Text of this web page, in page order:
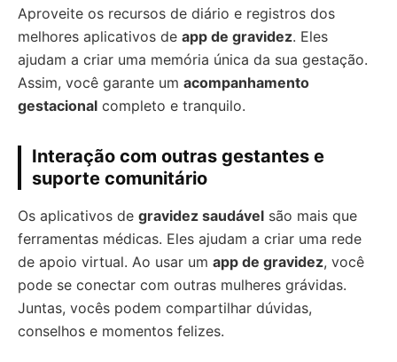
Aproveite os recursos de diário e registros dos
melhores aplicativos de app de gravidez. Eles
ajudam a criar uma memória única da sua gestação.
Assim, você garante um acompanhamento
gestacional completo e tranquilo.
Interação com outras gestantes e
suporte comunitário
Os aplicativos de gravidez saudável são mais que
ferramentas médicas. Eles ajudam a criar uma rede
de apoio virtual. Ao usar um app de gravidez, você
pode se conectar com outras mulheres grávidas.
Juntas, vocês podem compartilhar dúvidas,
conselhos e momentos felizes.